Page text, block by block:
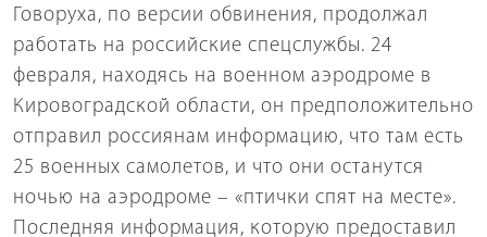
Говоруха, по версии обвинения, продолжал
работать на российские спецслужбы. 24
февраля, находясь на военном аэродроме в
Кировоградской области, он предположительно
отправил россиянам информацию, что там есть
25 военных самолетов, и что они останутся
ночью на аэродроме – «птички спят на месте».
Последняя информация, которую предоставил